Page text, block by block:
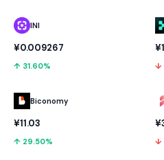
INI
¥0.009267
↑ 31.60%
Biconomy
¥11.03
↑ 29.50%
↓
↓